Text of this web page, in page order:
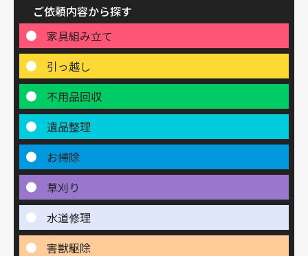
ご依頼内容から探す
家具組み立て
引っ越し
不用品回収
遺品整理
お掃除
草刈り
水道修理
害獣駆除